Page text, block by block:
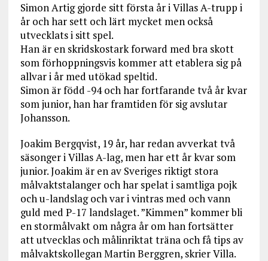
Simon Artig gjorde sitt första år i Villas A-trupp i
år och har sett och lärt mycket men också
utvecklats i sitt spel.
Han är en skridskostark forward med bra skott
som förhoppningsvis kommer att etablera sig på
allvar i år med utökad speltid.
Simon är född -94 och har fortfarande två år kvar
som junior, han har framtiden för sig avslutar
Johansson.
Joakim Bergqvist, 19 år, har redan avverkat två
säsonger i Villas A-lag, men har ett år kvar som
junior. Joakim är en av Sveriges riktigt stora
målvaktstalanger och har spelat i samtliga pojk
och u-landslag och var i vintras med och vann
guld med P-17 landslaget. ”Kimmen” kommer bli
en stormålvakt om några år om han fortsätter
att utvecklas och målinriktat träna och få tips av
målvaktskollegan Martin Berggren, skrier Villa.